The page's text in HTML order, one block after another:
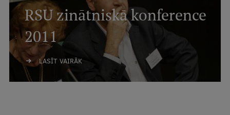
RSU zinātniskā konference
2011
LASĪT VAIRĀK